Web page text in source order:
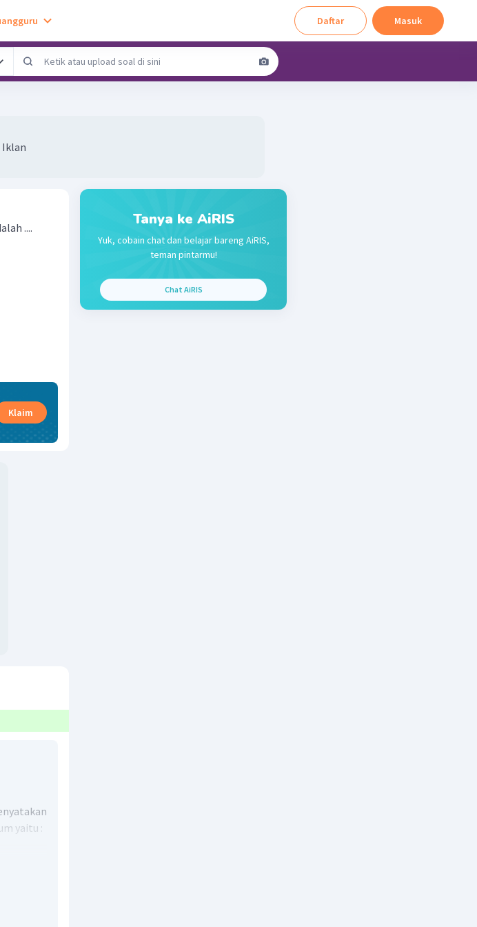
Daftar Masuk
Iklan
....
Klaim
yaitu :
Tanya ke AiRIS
Yuk, cobain chat dan belajar bareng AiRIS,
teman pintarmu!
Chat AiRIS